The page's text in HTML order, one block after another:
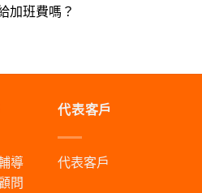
加班費嗎？
導
問
代表客戶
代表客戶